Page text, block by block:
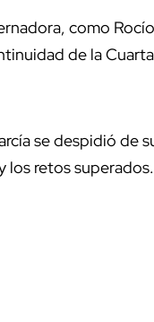
como
de la
se despidió de
los retos superados.